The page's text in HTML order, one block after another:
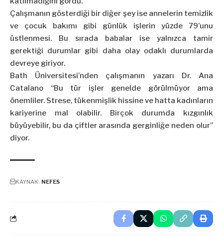
Çalışmanın gösterdiği bir diğer şey ise annelerin temizlik
ve çocuk bakımı gibi günlük işlerin yüzde 79’unu
üstlenmesi. Bu sırada babalar ise yalnızca tamir
gerektiği durumlar gibi daha olay odaklı durumlarda
devreye giriyor.
Bath Üniversitesi’nden çalışmanın yazarı Dr. Ana
Catalano “Bu tür işler genelde görülmüyor ama
önemliler. Strese, tükenmişlik hissine ve hatta kadınların
kariyerine mal olabilir. Birçok durumda kızgınlık
büyüyebilir, bu da çiftler arasında gerginliğe neden olur”
diyor.
KAYNAK: NEFES